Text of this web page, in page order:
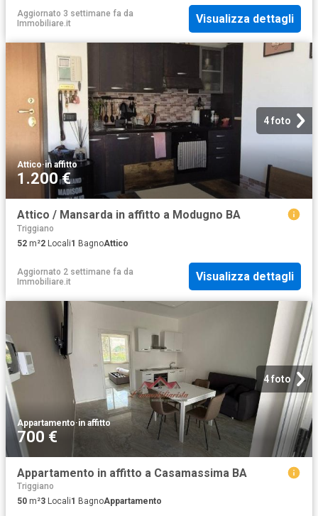
Aggiornato 3 settimane fa da
Immobiliare.it
Visualizza dettagli
4 foto
Attico·in affitto
1.200 €
Attico / Mansarda in affitto a Modugno BA
Triggiano
52 m²2 Locali1 BagnoAttico
Aggiornato 2 settimane fa da
Immobiliare.it
Visualizza dettagli
4 foto
Appartamento·in affitto
700 €
Appartamento in affitto a Casamassima BA
Triggiano
50 m²3 Locali1 BagnoAppartamento